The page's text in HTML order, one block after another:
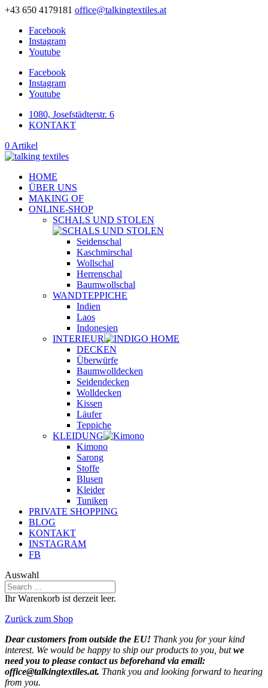
+43 650 4179181 office@talkingtextiles.at
Facebook
Instagram
Youtube
Facebook
Instagram
Youtube
1080, Josefstädterstr. 6
KONTAKT
0 Artikel
HOME
ÜBER UNS
MAKING OF
ONLINE-SHOP
SCHALS UND STOLEN
Seidenschal
Kaschmirschal
Wollschal
Herrenschal
Baumwollschal
WANDTEPPICHE
Indien
Laos
Indonesien
INTERIEUR
DECKEN
Überwürfe
Baumwolldecken
Seidendecken
Wolldecken
Kissen
Läufer
Teppiche
KLEIDUNG
Kimono
Sarong
Stoffe
Blusen
Kleider
Tuniken
PRIVATE SHOPPING
BLOG
KONTAKT
INSTAGRAM
FB
Auswahl
Ihr Warenkorb ist derzeit leer.
Zurück zum Shop
Dear customers from outside the EU! Thank you for your kind
interest. We would be happy to ship our products to you, butwe
need you to please contact us beforehand via email:
office@talkingtextiles.at. Thank you and looking forward to hearing
from you.